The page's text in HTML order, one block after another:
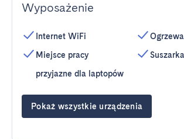
Wyposażenie
Internet WiFi
Miejsce pracy
przyjazne dla laptopów
Pokaż wszystkie urządzenia